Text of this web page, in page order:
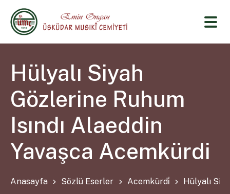
Hülyalı Siyah
Gözlerine Ruhum
Isındı Alaeddin
Yavaşca Acemkürdi
Anasayfa Sözlü Eserler Acemkürdi̇ Hülyalı